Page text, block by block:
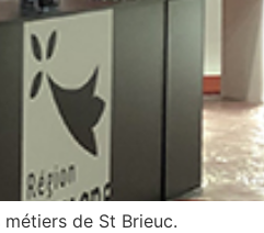
de St Brieuc.